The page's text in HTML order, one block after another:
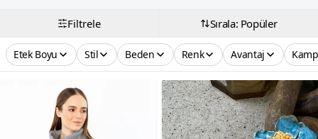
Filtrele Sırala: Popüler
Etek Boyu Stil Beden Renk Avantaj